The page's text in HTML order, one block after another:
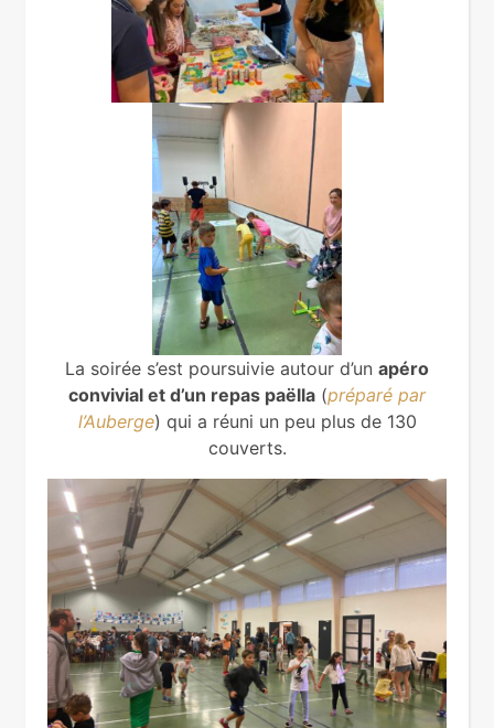
La soirée s’est poursuivie autour d’un apéro
convivial et d’un repas paëlla (préparé par
l’Auberge) qui a réuni un peu plus de 130
couverts.